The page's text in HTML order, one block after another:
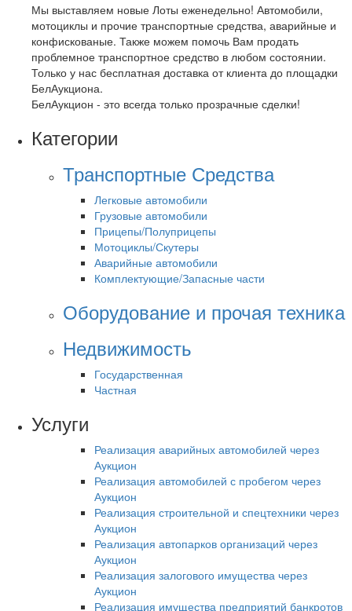
Мы выставляем новые Лоты еженедельно! Автомобили,
мотоциклы и прочие транспортные средства, аварийные и
конфискованые. Также можем помочь Вам продать
проблемное транспортное средство в любом состоянии.
Только у нас бесплатная доставка от клиента до площадки
БелАукциона.
БелАукцион - это всегда только прозрачные сделки!
Категории
Транспортные Средства
Легковые автомобили
Грузовые автомобили
Прицепы/Полуприцепы
Мотоциклы/Скутеры
Аварийные автомобили
Комплектующие/Запасные части
Оборудование и прочая техника
Недвижимость
Государственная
Частная
Услуги
Реализация аварийных автомобилей через
Аукцион
Реализация автомобилей с пробегом через
Аукцион
Реализация строительной и спецтехники через
Аукцион
Реализация автопарков организаций через
Аукцион
Реализация залогового имущества через
Аукцион
Реализация имущества предприятий банкротов